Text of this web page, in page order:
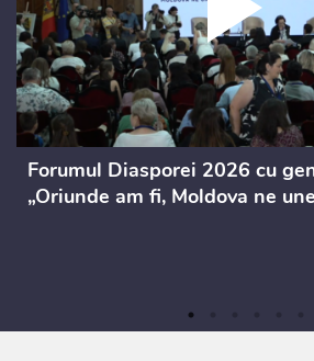
Forumul Diasporei 2026 cu
„Oriunde am fi, Moldova ne